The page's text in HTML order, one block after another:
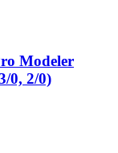
Modeler
0, 2/0)